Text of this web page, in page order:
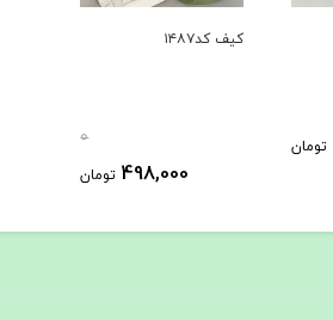
تومان
کیف کد۱۴۸۷
0
498,000 تومان